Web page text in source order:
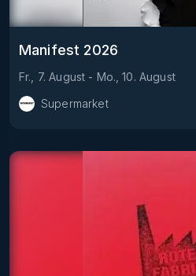
Manifest 2026
Fr., 7. August - Mo., 10. August
Supermarket